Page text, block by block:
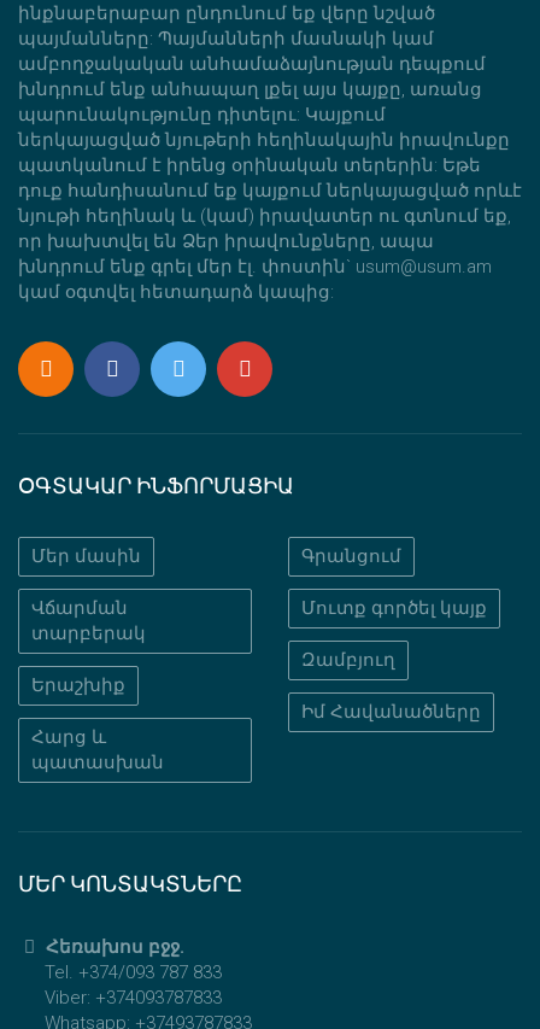
ինքնաբերաբար ընդունում եք վերը նշված
պայմանները: Պայմանների մասնակի կամ
ամբողջակական անհամաձայնության դեպքում
խնդրում ենք անհապաղ լքել այս կայքը, առանց
պարունակությունը դիտելու: Կայքում
ներկայացված նյութերի հեղինակային իրավունքը
պատկանում է իրենց օրինական տերերին: Եթե
դուք հանդիսանում եք կայքում ներկայացված որևէ
նյութի հեղինակ և (կամ) իրավատեր ու գտնում եք,
որ խախտվել են Ձեր իրավունքները, ապա
խնդրում ենք գրել մեր էլ. փոստին` usum@usum.am
կամ օգտվել հետադարձ կապից:
ՕԳՏԱԿԱՐ ԻՆՖՈՐՄԱՑԻԱ
Մեր մասին
Վճարման
տարբերակ
Երաշխիք
Հարց և
պատասխան
Գրանցում
Մուտք գործել կայք
Զամբյուղ
Իմ Հավանածները
ՄԵՐ ԿՈՆՏԱԿՏՆԵՐԸ
Հեռախոս բջջ.
Tel. +374/093 787 833
Viber: +374093787833
Whatsapp: +37493787833